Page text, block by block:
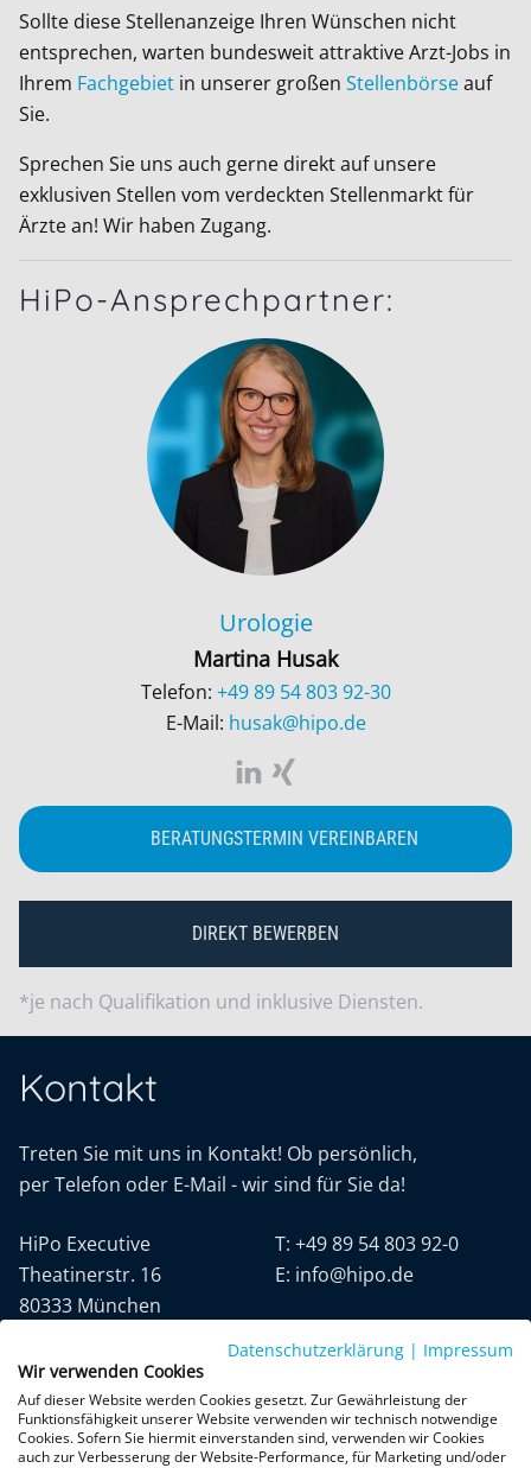
Sollte diese Stellenanzeige Ihren Wünschen nicht
entsprechen, warten bundesweit attraktive Arzt-Jobs in
Ihrem Fachgebiet in unserer großen Stellenbörseauf
Sie.
Sprechen Sie uns auch gerne direkt auf unsere
exklusiven Stellen vom verdeckten Stellenmarkt für
Ärzte an! Wir haben Zugang.
HiPo-Ansprechpartner:
Urologie
Martina Husak
Telefon: +49 89 54 803 92-30
E-Mail: husak@hipo.de
BERATUNGSTERMIN VEREINBAREN
DIREKT BEWERBEN
*je nach Qualifikation und inklusive Diensten.
Kontakt
Treten Sie mit uns in Kontakt! Ob persönlich,
per Telefon oder E-Mail - wir sind für Sie da!
HiPo Executive
Theatinerstr. 16
80333 München
T: +49 89 54 803 92-0
E: info@hipo.de
Datenschutzerklärung | Impressum
Wir verwenden Cookies
Auf dieser Website werden Cookies gesetzt. Zur Gewährleistung der
Funktionsfähigkeit unserer Website verwenden wir technisch notwendige
Cookies. Sofern Sie hiermit einverstanden sind, verwenden wir Cookies
auch zur Verbesserung der Website-Performance, für Marketing und/oder